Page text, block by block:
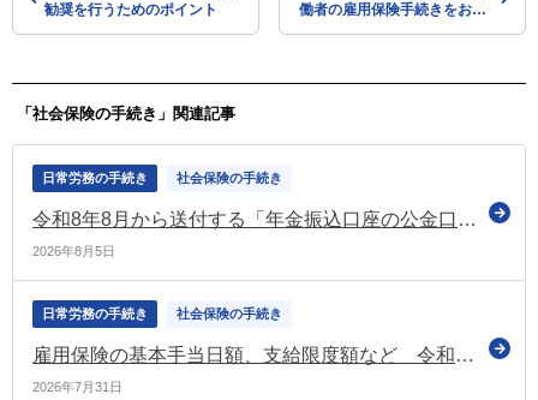
勧奨を行うためのポイント
働者の雇用保険手続きをお忘
「社会保険の手続き」関連記事
日常労務の手続き 社会保険の手続き
令和8年8月から送付する「年金振込口座の公金口座登録に関する意向確認書」を案内するチャットボットを開設（日本年金機構）
2026年8月5日
日常労務の手続き 社会保険の手続き
雇用保険の基本手当日額、支給限度額など 令和8年8月1日から変更（厚労省）
2026年7月31日